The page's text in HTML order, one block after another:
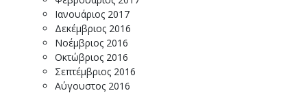
Ιανουάριος 2017
Δεκέμβριος 2016
Νοέμβριος 2016
Οκτώβριος 2016
Σεπτέμβριος 2016
Αύγουστος 2016